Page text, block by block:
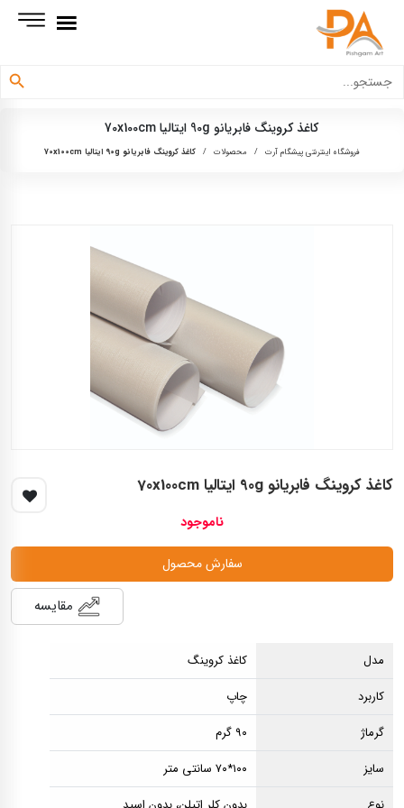
برای:
دکمه جستجو
کاغذ کروینگ فابریانو 90g ایتالیا 70x100cm
فروشگاه اینترنتی پیشگام آرت / محصولات / کاغذ کروینگ فابریانو 90g ایتالیا 70x100cm
کاغذ کروینگ فابریانو 90g ایتالیا 70x100cm
ناموجود
سفارش محصول
مقایسه
مدل
کاغذ کروینگ
کاربرد
چاپ
گرماژ
۹۰ گرم
سایز
۱۰۰*۷۰ سانتی متر